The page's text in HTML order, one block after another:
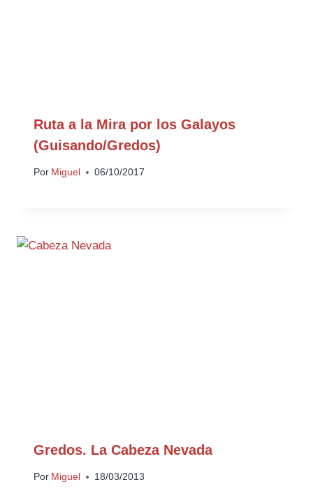
Ruta a la Mira por los Galayos
(Guisando/Gredos)
Por Miguel 06/10/2017
Gredos. La Cabeza Nevada
Por Miguel 18/03/2013